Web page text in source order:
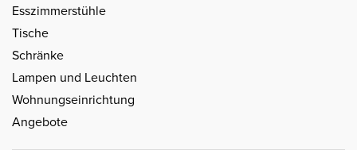
Esszimmerstühle
Tische
Schränke
Lampen und Leuchten
Wohnungseinrichtung
Angebote